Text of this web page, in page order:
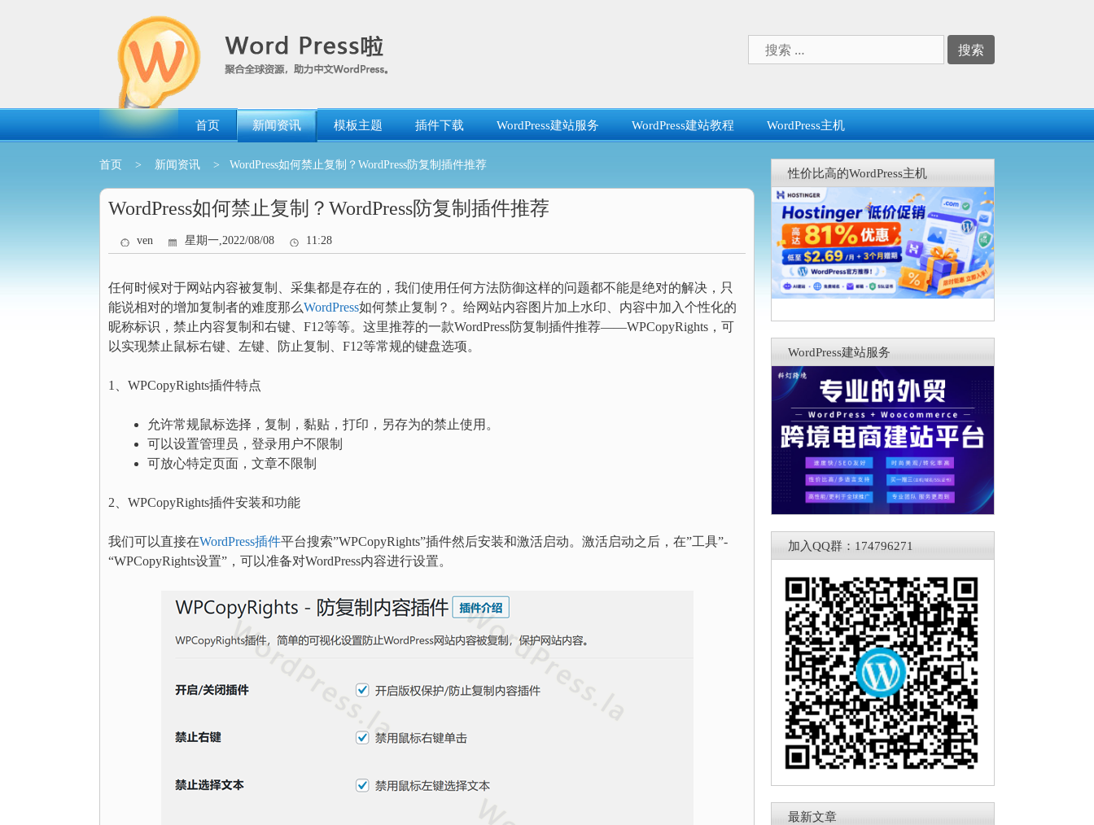
索：
首页 新闻资讯 模板主题 插件下载 WordPress建站服务 WordPress建站教程 WordPress主机
首页 > 新闻资讯 > WordPress如何禁止复制？WordPress防复制插件推荐
WordPress如何禁止复制？WordPress防复制插件推荐
ven 星期一,2022/08/08 11:28
任何时候对于网站内容被复制、采集都是存在的，我们使用任何方法防御这样的问题都不能是绝对的解决，只
能说相对的增加复制者的难度那么WordPress如何禁止复制？。给网站内容图片加上水印、内容中加入个性化的
昵称标识，禁止内容复制和右键、F12等等。这里推荐的一款WordPress防复制插件推荐——WPCopyRights，可
以实现禁止鼠标右键、左键、防止复制、F12等常规的键盘选项。
1、WPCopyRights插件特点
允许常规鼠标选择，复制，黏贴，打印，另存为的禁止使用。
可以设置管理员，登录用户不限制
可放心特定页面，文章不限制
2、WPCopyRights插件安装和功能
我们可以直接在WordPress插件平台搜索”WPCopyRights”插件然后安装和激活启动。激活启动之后，在”工具”-
“WPCopyRights设置”，可以准备对WordPress内容进行设置。
性价比高的WordPress主机
WordPress建站服务
加入QQ群：174796271
最新文章